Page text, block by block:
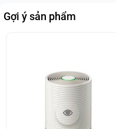
Gợi ý sản phẩm